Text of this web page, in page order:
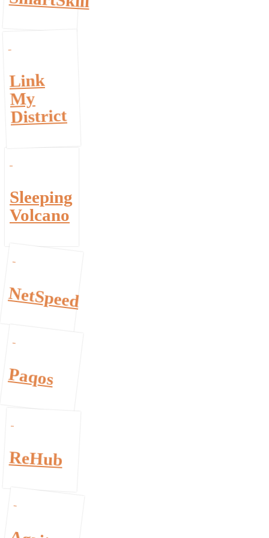
Link
My
District
Sleeping
Volcano
NetSpeed
Paqos
ReHub